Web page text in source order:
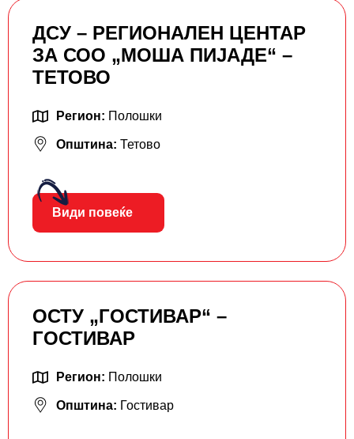
ДСУ – РЕГИОНАЛЕН ЦЕНТАР
ЗА СОО „МОША ПИЈАДЕ“ –
ТЕТОВО
Регион: Полошки
Општина: Тетово
Види повеќе
ОСТУ „ГОСТИВАР“ –
ГОСТИВАР
Регион: Полошки
Општина: Гостивар